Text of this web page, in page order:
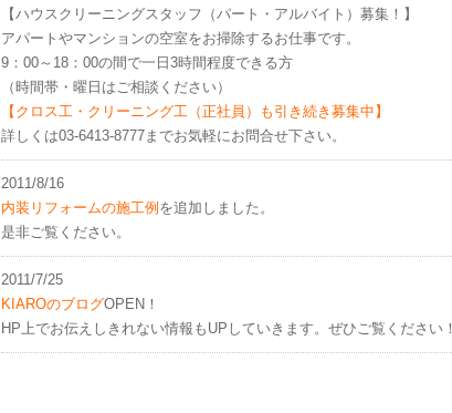
【ハウスクリーニングスタッフ（パート・アルバイト）募集！】
アパートやマンションの空室をお掃除するお仕事です。
9：00～18：00の間で一日3時間程度できる方
（時間帯・曜日はご相談ください）
【クロス工・クリーニング工（正社員）も引き続き募集中】
詳しくは03-6413-8777までお気軽にお問合せ下さい。
2011/8/16
内装リフォームの施工例 を追加しました。
是非ご覧ください。
2011/7/25
KIAROのブログOPEN！
HP上でお伝えしきれない情報もUPしていきます。ぜひご覧ください！